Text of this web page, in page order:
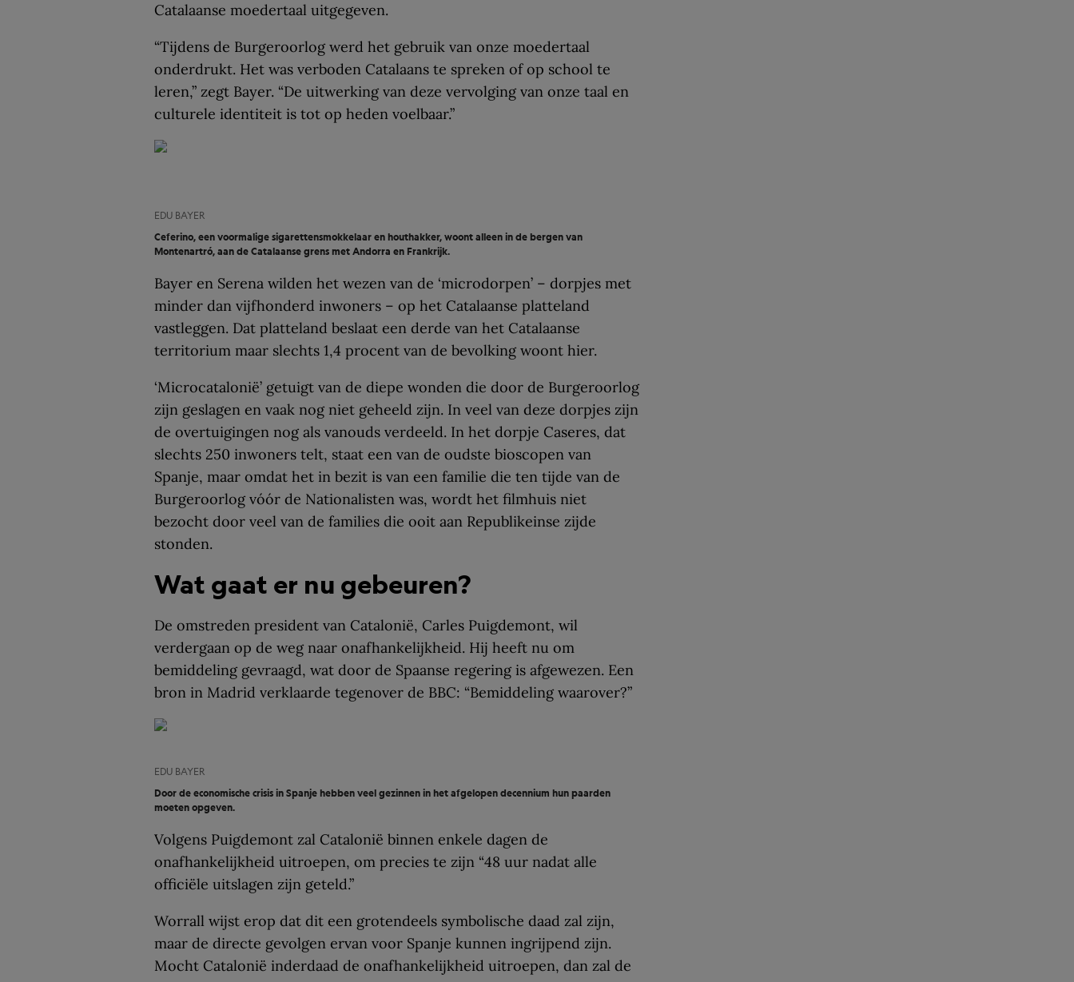
Catalaanse moedertaal uitgegeven.
“Tijdens de Burgeroorlog werd het gebruik van onze moedertaal
onderdrukt. Het was verboden Catalaans te spreken of op school te
leren,” zegt Bayer. “De uitwerking van deze vervolging van onze taal en
culturele identiteit is tot op heden voelbaar.”
EDU BAYER
Ceferino, een voormalige sigarettensmokkelaar en houthakker, woont alleen in de bergen van
Montenartró, aan de Catalaanse grens met Andorra en Frankrijk.
Bayer en Serena wilden het wezen van de ‘microdorpen’ – dorpjes met
minder dan vijfhonderd inwoners – op het Catalaanse platteland
vastleggen. Dat platteland beslaat een derde van het Catalaanse
territorium maar slechts 1,4 procent van de bevolking woont hier.
‘Microcatalonië’ getuigt van de diepe wonden die door de Burgeroorlog
zijn geslagen en vaak nog niet geheeld zijn. In veel van deze dorpjes zijn
de overtuigingen nog als vanouds verdeeld. In het dorpje Caseres, dat
slechts 250 inwoners telt, staat een van de oudste bioscopen van
Spanje, maar omdat het in bezit is van een familie die ten tijde van de
Burgeroorlog vóór de Nationalisten was, wordt het filmhuis niet
bezocht door veel van de families die ooit aan Republikeinse zijde
stonden.
Wat gaat er nu gebeuren?
De omstreden president van Catalonië, Carles Puigdemont, wil
verdergaan op de weg naar onafhankelijkheid. Hij heeft nu om
bemiddeling gevraagd, wat door de Spaanse regering is afgewezen. Een
bron in Madrid verklaarde tegenover de BBC: “Bemiddeling waarover?”
EDU BAYER
Door de economische crisis in Spanje hebben veel gezinnen in het afgelopen decennium hun paarden
moeten opgeven.
Volgens Puigdemont zal Catalonië binnen enkele dagen de
onafhankelijkheid uitroepen, om precies te zijn “48 uur nadat alle
officiële uitslagen zijn geteld.”
Worrall wijst erop dat dit een grotendeels symbolische daad zal zijn,
maar de directe gevolgen ervan voor Spanje kunnen ingrijpend zijn.
Mocht Catalonië inderdaad de onafhankelijkheid uitroepen, dan zal de